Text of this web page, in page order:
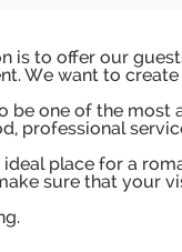
is to offer our
We want to
be one of the most
professional
ideal place for a
sure that your